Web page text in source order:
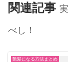
関連記事
べし！
艶髪になる方法まとめ